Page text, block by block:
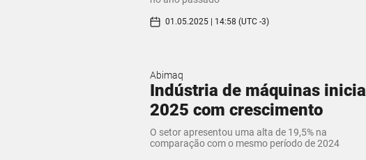
01.05.2025 | 14:58 (UTC -3)
Abimaq
Indústria de máquinas inicia
2025 com crescimento
O setor apresentou uma alta de 19,5% na
comparação com o mesmo período de 2024